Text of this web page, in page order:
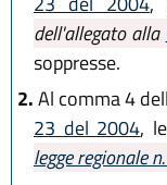
dell'allegato alla
soppresse.
2.Al comma 4
23 del 2004,
legge regionale